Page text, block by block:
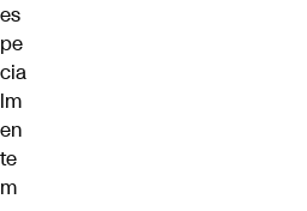
es
pe
cia
lm
en
te
m